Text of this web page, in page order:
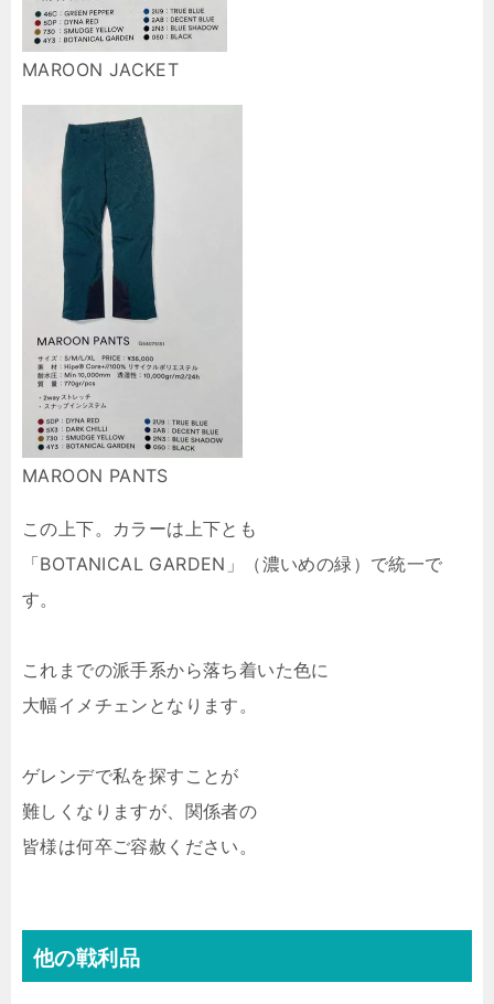
MAROON JACKET
MAROON PANTS
この上下。カラーは上下とも
「BOTANICAL GARDEN」（濃いめの緑）で統一で
す。
これまでの派手系から落ち着いた色に
大幅イメチェンとなります。
ゲレンデで私を探すことが
難しくなりますが、関係者の
皆様は何卒ご容赦ください。
他の戦利品